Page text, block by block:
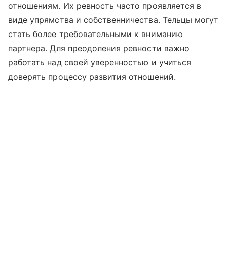
отношениям. Их ревность часто проявляется в
виде упрямства и собственничества. Тельцы могут
стать более требовательными к вниманию
партнера. Для преодоления ревности важно
работать над своей уверенностью и учиться
доверять процессу развития отношений.